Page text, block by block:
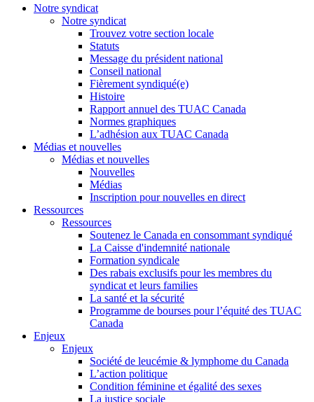
Notre syndicat
Notre syndicat
Trouvez votre section locale
Statuts
Message du président national
Conseil national
Fièrement syndiqué(e)
Histoire
Rapport annuel des TUAC Canada
Normes graphiques
L’adhésion aux TUAC Canada
Médias et nouvelles
Médias et nouvelles
Nouvelles
Médias
Inscription pour nouvelles en direct
Ressources
Ressources
Soutenez le Canada en consommant syndiqué
La Caisse d'indemnité nationale
Formation syndicale
Des rabais exclusifs pour les membres du
syndicat et leurs families
La santé et la sécurité
Programme de bourses pour l’équité des TUAC
Canada
Enjeux
Enjeux
Société de leucémie & lymphome du Canada
L’action politique
Condition féminine et égalité des sexes
La justice sociale